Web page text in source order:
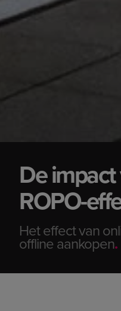
De
ROPO-
Het effect van
offline aankopen.